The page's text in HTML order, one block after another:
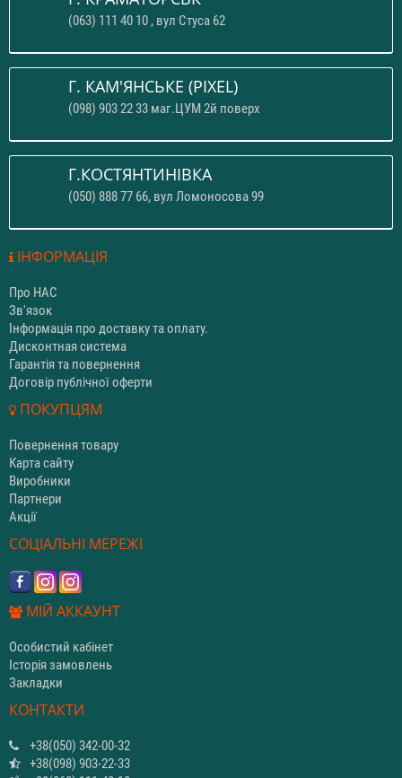
(063) 111 40 10 , вул Стуса 62
Г. КАМ'ЯНСЬКЕ (PIXEL)
(098) 903 22 33 маг.ЦУМ 2й поверх
Г.КОСТЯНТИНІВКА
(050) 888 77 66, вул Ломоносова 99
ІНФОРМАЦІЯ
Про НАС
Зв'язок
Інформація про доставку та оплату.
Дисконтная система
Гарантія та повернення
Договір публічної оферти
ПОКУПЦЯМ
Повернення товару
Карта сайту
Виробники
Партнери
Акції
СОЦІАЛЬНІ МЕРЕЖІ
МІЙ АККАУНТ
Особистий кабінет
Історія замовлень
Закладки
КОНТАКТИ
+38(050) 342-00-32
+38(098) 903-22-33